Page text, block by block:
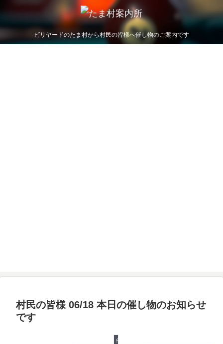
ビリヤードのたま村から村民の皆様へ催し物のご案内です
村民の皆様 06/18 本日の催し物のお知らせ
です
催し物